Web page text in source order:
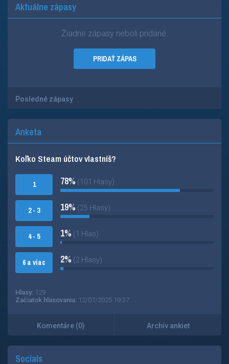
Aktuálne zápasy
Žiadne zápasy neboli pridané.
PRIDAŤ ZÁPAS
Posledné zápasy
Anketa
Koľko Steam účtov vlastníš?
1
2 - 3
4 - 5
6 a viac
78% (101 Hlasy)
19% (25 Hlasy)
1% (1 Hlas)
2% (2 Hlasy)
Hlasy: 129
Začiatok hlasovania: 12/07/2025 19:37
Komentáre (0) Archív ankiet
Socials